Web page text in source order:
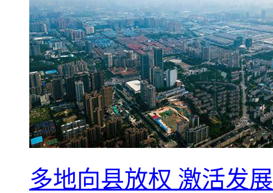
多地向县放权 激活发